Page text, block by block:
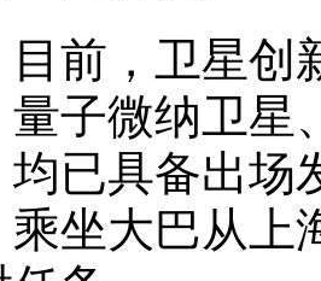
，卫星创新
量子微纳卫星
均已具备出场
乘坐大巴从上